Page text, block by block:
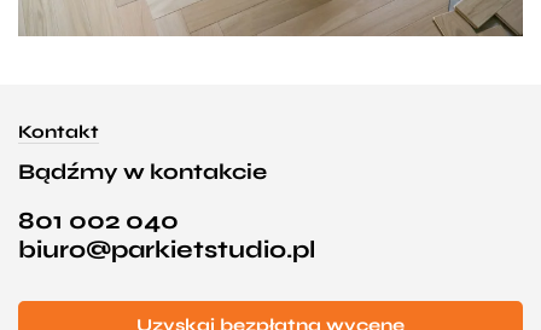
Kontakt
Bądźmy w kontakcie
801 002 040
biuro@parkietstudio.pl
Uzyskaj bezpłatną wycenę